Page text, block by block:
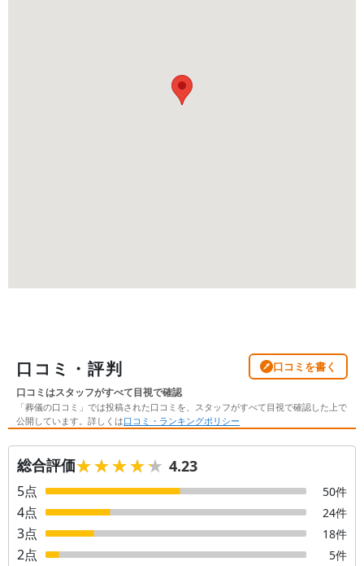
口コミ・評判 口コミを書く
口コミはスタッフがすべて目視で確認
「葬儀の口コミ」では投稿された口コミを、スタッフがすべて目視で確認した上で
公開しています。詳しくは口コミ・ランキングポリシー
総合評価★★★★★
★★★★★ 4.23
5点 50件
4点 24件
3点 18件
2点 5件